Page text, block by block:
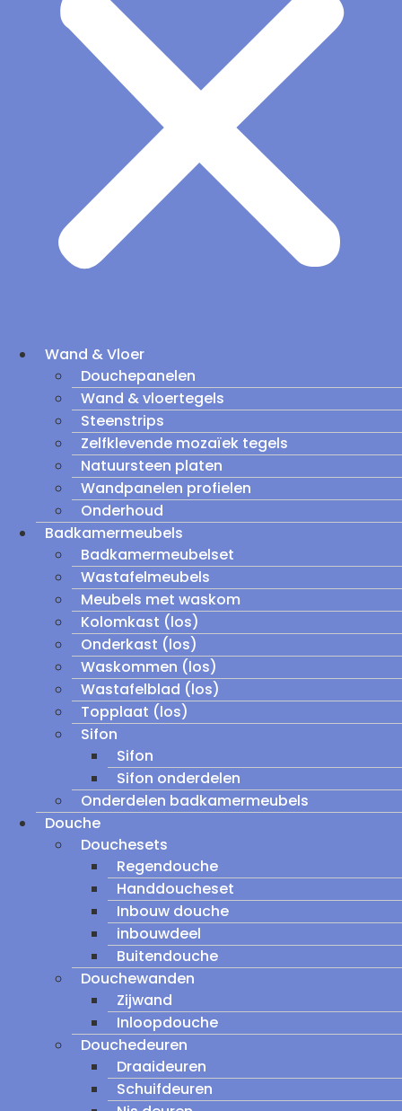
Wand & Vloer
Douchepanelen
Wand & vloertegels
Steenstrips
Zelfklevende mozaïek tegels
Natuursteen platen
Wandpanelen profielen
Onderhoud
Badkamermeubels
Badkamermeubelset
Wastafelmeubels
Meubels met waskom
Kolomkast (los)
Onderkast (los)
Waskommen (los)
Wastafelblad (los)
Topplaat (los)
Sifon
Sifon
Sifon onderdelen
Onderdelen badkamermeubels
Douche
Douchesets
Regendouche
Handdoucheset
Inbouw douche
inbouwdeel
Buitendouche
Douchewanden
Zijwand
Inloopdouche
Douchedeuren
Draaideuren
Schuifdeuren